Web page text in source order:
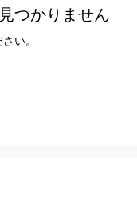
つかりません
い。